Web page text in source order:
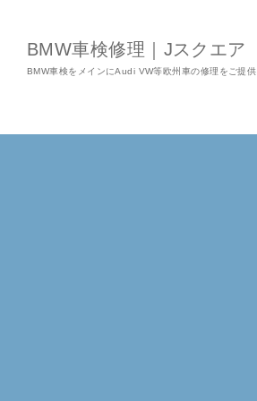
BMW車検修理｜Jスクエア
BMW車検をメインにAudi VW等欧州車の修理をご提供